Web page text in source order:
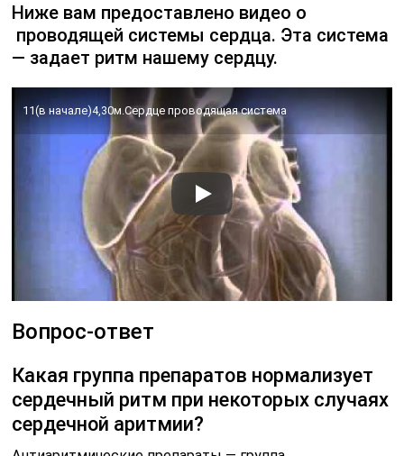
Ниже вам предоставлено видео о
проводящей системы сердца. Эта система
— задает ритм нашему сердцу.
11(в начале)4,30м.Сердце проводящая система
Вопрос-ответ
Какая группа препаратов нормализует
сердечный ритм при некоторых случаях
сердечной аритмии?